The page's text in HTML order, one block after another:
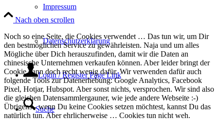
Impressum
Datenschutzerklärung
Login / Register Page Link
Suche
Nach oben scrollen
Noch so eine Seite, die Cookies verwendet … Das tun wir, um Dir
den bestmöglichen Service zu gewährleisten. Naja und um alles
Mögliche über Dich herauszufinden, damit wir die Daten an
chinesische Unternehmen verkaufen können. Aber leider bringt der
Cookie dann doch recht wenig dafür. Wir verwenden dafür auch
folgende Tools zur Datenerhebung: Google Analytics, Facebook
Pixel, Hotjar, Hubspot. Aber sonst nichts, versprochen. Wir sind also
die gleichen Datensammlergauner, wie jede andere Webseite :-)
Übrigens - wenn Du keine Cookies setzen möchtest, kannst Du das
natürlich tun. Aber ehrlicherweise … Cookies tun nicht weh.